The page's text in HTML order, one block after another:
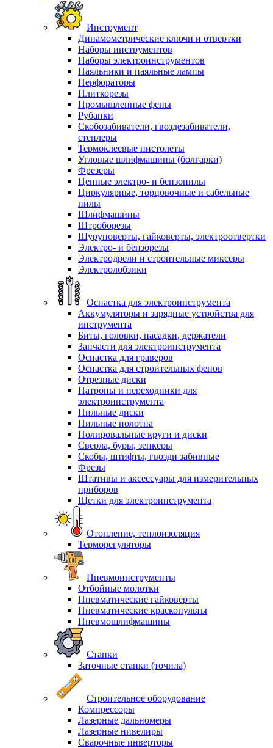
Инструмент
Динамометрические ключи и отвертки
Наборы инструментов
Наборы электроинструментов
Паяльники и паяльные лампы
Перфораторы
Плиткорезы
Промышленные фены
Рубанки
Скобозабиватели, гвоздезабиватели,
степлеры
Термоклеевые пистолеты
Угловые шлифмашины (болгарки)
Фрезеры
Цепные электро- и бензопилы
Циркулярные, торцовочные и сабельные
пилы
Шлифмашины
Штроборезы
Шуруповерты, гайковерты, электроотвертки
Электро- и бензорезы
Электродрели и строительные миксеры
Электролобзики
Оснастка для электроинструмента
Аккумуляторы и зарядные устройства для
инструмента
Биты, головки, насадки, держатели
Запчасти для электроинструмента
Оснастка для граверов
Оснастка для строительных фенов
Отрезные диски
Патроны и переходники для
электроинструмента
Пильные диски
Пильные полотна
Полировальные круги и диски
Сверла, буры, зенкеры
Скобы, штифты, гвозди забивные
Фрезы
Штативы и аксессуары для измерительных
приборов
Щетки для электроинструмента
Отопление, теплоизоляция
Терморегуляторы
Пневмоинструменты
Отбойные молотки
Пневматические гайковерты
Пневматические краскопульты
Пневмошлифмашины
Станки
Заточные станки (точила)
Строительное оборудование
Компрессоры
Лазерные дальномеры
Лазерные нивелиры
Сварочные инверторы